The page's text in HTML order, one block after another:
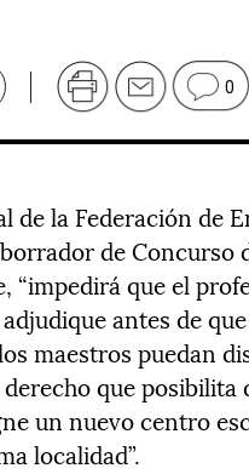
0
de la Federación de
de
“impedirá que el
antes de
maestros puedan
que posibilita
un nuevo centro
localidad”.